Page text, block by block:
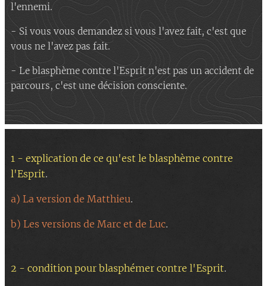
l'ennemi.
- Si vous vous demandez si vous l'avez fait, c'est que
vous ne l'avez pas fait.
- Le blasphème contre l'Esprit n'est pas un accident de
parcours, c'est une décision consciente.
1 - explication de ce qu'est le blasphème contre
l'Esprit.
a) La version de Matthieu.
b) Les versions de Marc et de Luc.
2 - condition pour blasphémer contre l'Esprit.